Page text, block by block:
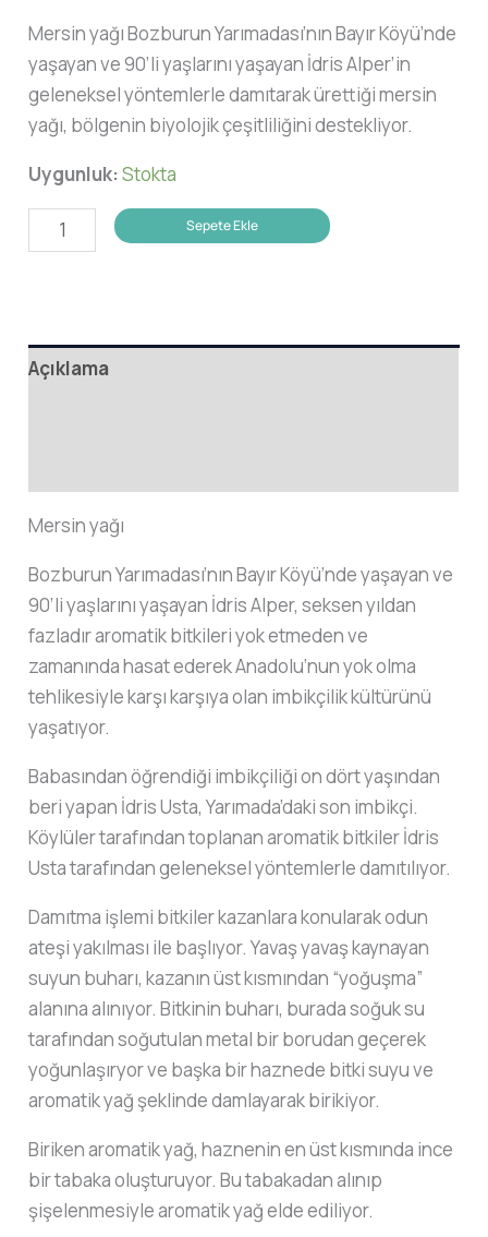
Mersin yağı Bozburun Yarımadası’nın Bayır Köyü’nde
yaşayan ve 90’li yaşlarını yaşayan İdris Alper’in
geleneksel yöntemlerle damıtarak ürettiği mersin
yağı, bölgenin biyolojik çeşitliliğini destekliyor.
Uygunluk: Stokta
Mersin
Yağı
Sepete Ekle
Açıklama
Mersin yağı
Bozburun Yarımadası’nın Bayır Köyü’nde yaşayan ve
90’li yaşlarını yaşayan İdris Alper, seksen yıldan
fazladır aromatik bitkileri yok etmeden ve
zamanında hasat ederek Anadolu’nun yok olma
tehlikesiyle karşı karşıya olan imbikçilik kültürünü
yaşatıyor.
Babasından öğrendiği imbikçiliği on dört yaşından
beri yapan İdris Usta, Yarımada’daki son imbikçi.
Köylüler tarafından toplanan aromatik bitkiler İdris
Usta tarafından geleneksel yöntemlerle damıtılıyor.
Damıtma işlemi bitkiler kazanlara konularak odun
ateşi yakılması ile başlıyor. Yavaş yavaş kaynayan
suyun buharı, kazanın üst kısmından “yoğuşma”
alanına alınıyor. Bitkinin buharı, burada soğuk su
tarafından soğutulan metal bir borudan geçerek
yoğunlaşıryor ve başka bir haznede bitki suyu ve
aromatik yağ şeklinde damlayarak birikiyor.
Biriken aromatik yağ, haznenin en üst kısmında ince
bir tabaka oluşturuyor. Bu tabakadan alınıp
şişelenmesiyle aromatik yağ elde ediliyor.